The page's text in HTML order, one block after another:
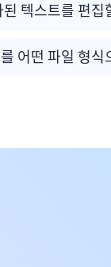
텍스트를 편집
어떤 파일 형식